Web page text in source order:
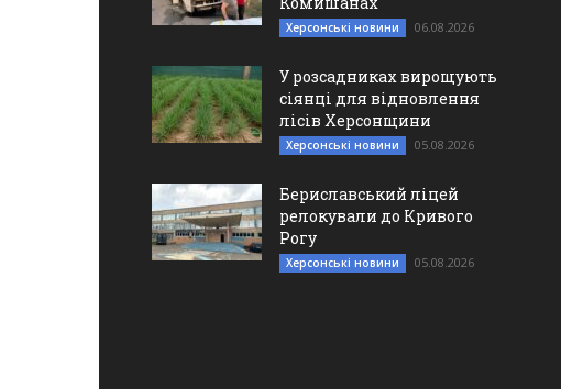
Херсонські новини 06.08.2026
У розсадниках вирощують
сіянці для відновлення
лісів Херсонщини
Херсонські новини 05.08.2026
Бериславський ліцей
релокували до Кривого
Рогу
Херсонські новини 05.08.2026